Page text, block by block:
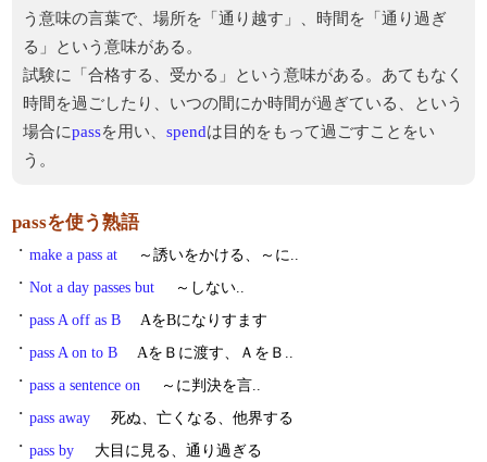
う意味の言葉で、場所を「通り越す」、時間を「通り過ぎ
る」という意味がある。
試験に「合格する、受かる」という意味がある。あてもなく
時間を過ごしたり、いつの間にか時間が過ぎている、という
場合にpassを用い、 spendは目的をもって過ごすことをい
う。
passを使う熟語
・ make a pass at
～誘いをかける、～に..
・ Not a day passes but
～しない..
・ pass A off as B
AをBになりすます
・ pass A on to B
AをＢに渡す、ＡをＢ..
・ pass a sentence on
～に判決を言..
・ pass away
死ぬ、亡くなる、他界する
・ pass by
大目に見る、通り過ぎる